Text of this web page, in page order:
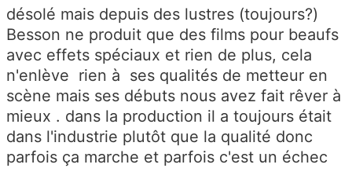
désolé mais depuis des lustres (toujours?)
Besson ne produit que des films pour beaufs
avec effets spéciaux et rien de plus, cela
n'enlève rien à ses qualités de metteur en
scène mais ses débuts nous avez fait rêver à
mieux . dans la production il a toujours était
dans l'industrie plutôt que la qualité donc
parfois ça marche et parfois c'est un échec